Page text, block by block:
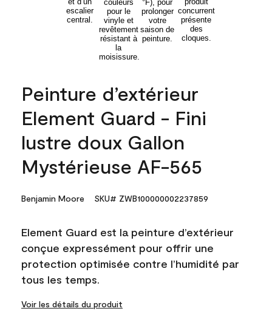
Peinture d’extérieur
Element Guard - Fini
lustre doux Gallon
Mystérieuse AF-565
Benjamin Moore SKU# ZWB100000002237859
Element Guard est la peinture d’extérieur
conçue expressément pour offrir une
protection optimisée contre l’humidité par
tous les temps.
Voir les détails du produit